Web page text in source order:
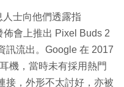
士向他們透露指
會上推出 Pixel Buds 2
訊流出。Google 在 2017
機，當時未有採用熱門
接，外形不太討好，亦被